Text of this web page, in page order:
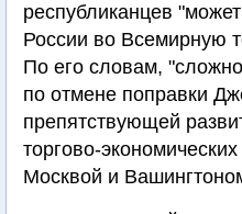
республиканцев
России во Всемирную
По его словам,
по отмене поправки
препятствующей
торгово-
Москвой и